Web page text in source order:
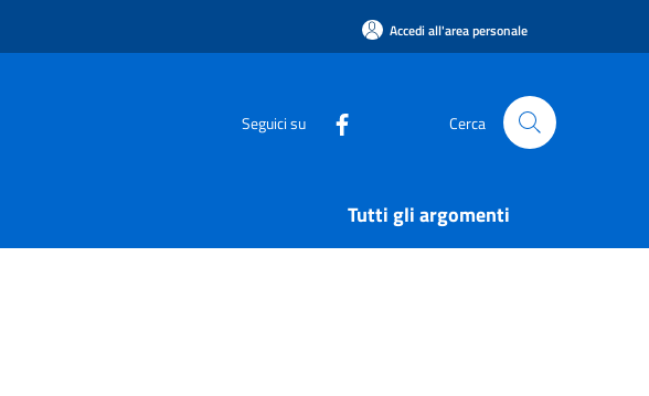
Accedi all'area personale
Seguici su Cerca
Tutti gli argomenti